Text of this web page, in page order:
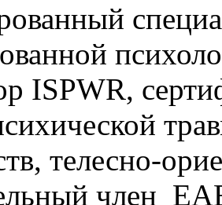
ISPWR,
телесно-
член